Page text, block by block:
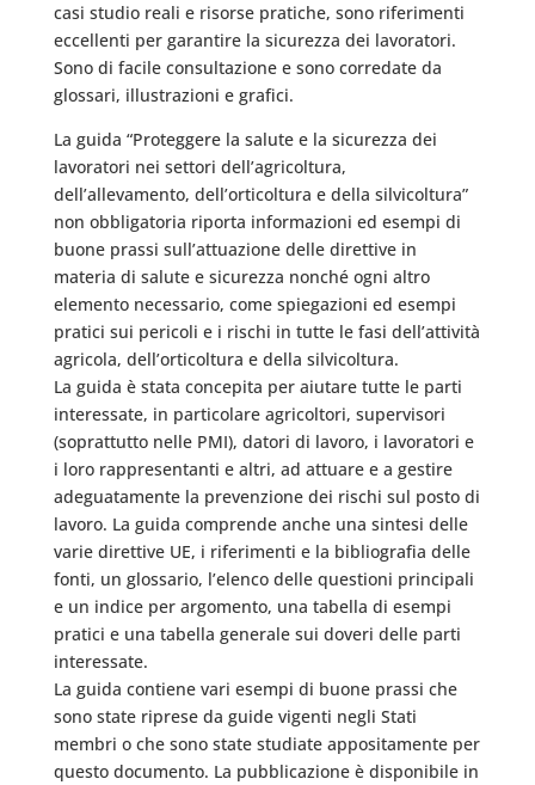
casi studio reali e risorse pratiche, sono riferimenti
eccellenti per garantire la sicurezza dei lavoratori.
Sono di facile consultazione e sono corredate da
glossari, illustrazioni e grafici.
La guida “Proteggere la salute e la sicurezza dei
lavoratori nei settori dell’agricoltura,
dell’allevamento, dell’orticoltura e della silvicoltura”
non obbligatoria riporta informazioni ed esempi di
buone prassi sull’attuazione delle direttive in
materia di salute e sicurezza nonché ogni altro
elemento necessario, come spiegazioni ed esempi
pratici sui pericoli e i rischi in tutte le fasi dell’attività
agricola, dell’orticoltura e della silvicoltura.
La guida è stata concepita per aiutare tutte le parti
interessate, in particolare agricoltori, supervisori
(soprattutto nelle PMI), datori di lavoro, i lavoratori e
i loro rappresentanti e altri, ad attuare e a gestire
adeguatamente la prevenzione dei rischi sul posto di
lavoro. La guida comprende anche una sintesi delle
varie direttive UE, i riferimenti e la bibliografia delle
fonti, un glossario, l’elenco delle questioni principali
e un indice per argomento, una tabella di esempi
pratici e una tabella generale sui doveri delle parti
interessate.
La guida contiene vari esempi di buone prassi che
sono state riprese da guide vigenti negli Stati
membri o che sono state studiate appositamente per
questo documento. La pubblicazione è disponibile in